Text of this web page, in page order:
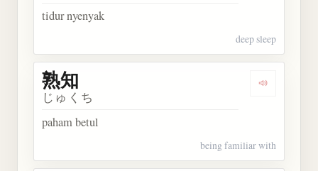
tidur nyenyak
deep sleep
Dengarkan
熟知
じゅくち
paham betul
being familiar with